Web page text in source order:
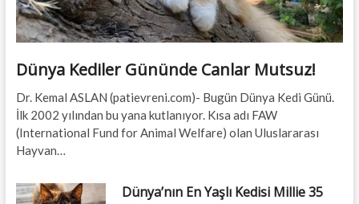
Dünya Kediler Gününde Canlar Mutsuz!
Dr. Kemal ASLAN (patievreni.com)- Bugün Dünya Kedi Günü.
İlk 2002 yılından bu yana kutlanıyor. Kısa adı FAW
(International Fund for Animal Welfare) olan Uluslararası
Hayvan…
Dünya’nın En Yaşlı Kedisi Millie 35